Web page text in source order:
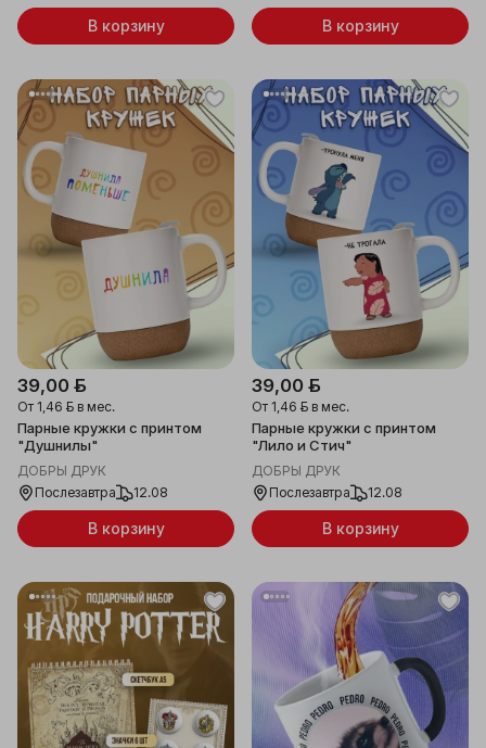
В корзину В корзину
39,00 ƃ
От 1,46 ƃ в мес.
Парные кружки с принтом
"Душнилы"
ДОБРЫ ДРУК
Послезавтра
12.08
В корзину
39,00 ƃ
От 1,46 ƃ в мес.
Парные кружки с принтом
"Лило и Стич"
ДОБРЫ ДРУК
Послезавтра
12.08
В корзину